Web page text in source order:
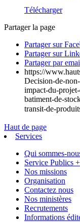
Télécharger
Partager la page
Partager sur
Partager sur
Partager par
https://
Decision-de-
impact-du-
batiment-de-
transit-de-
Haut de page
Services
Qui sommes-
Service Publics +
Nos missions
Organisation
Contactez nous
Nos ministères
Recrutements
Informations